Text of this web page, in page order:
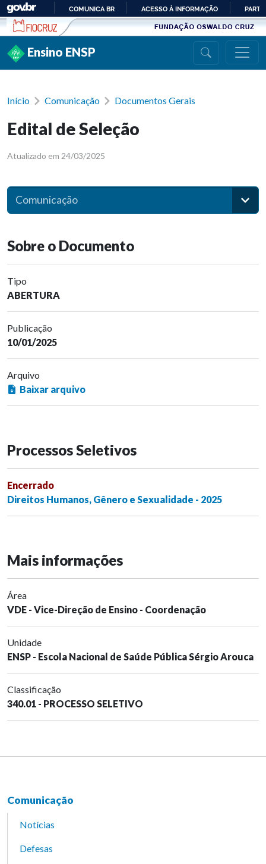
Ir para conteúdo
PARA
COMUNICA BR ACESSO À INFORMAÇÃO
Ensino ENSP
Início Comunicação Documentos Gerais
Edital de Seleção
Atualizado em 24/03/2025
Comunicação
Sobre o Documento
Tipo
ABERTURA
Publicação
10/01/2025
Arquivo
Baixar arquivo
Processos Seletivos
Encerrado
Direitos Humanos, Gênero e Sexualidade - 2025
Mais informações
Área
VDE - Vice-Direção de Ensino - Coordenação
Unidade
ENSP - Escola Nacional de Saúde Pública Sérgio Arouca
Classificação
340.01 - PROCESSO SELETIVO
Comunicação
Notícias
Defesas